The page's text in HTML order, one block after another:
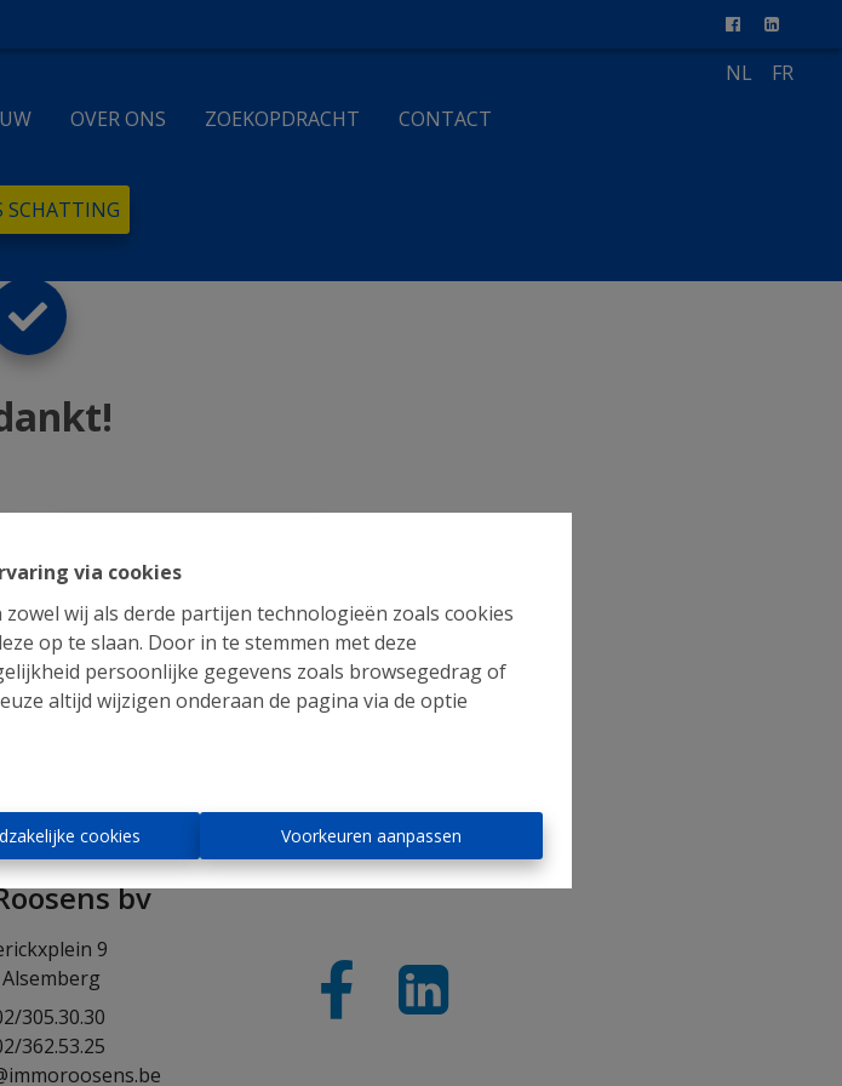
via cookies
wij als derde partijen technologieën zoals cookies
op te slaan. Door in te stemmen met deze
persoonlijke gegevens zoals browsegedrag of
altijd wijzigen onderaan de pagina via de optie
cookies Voorkeuren aanpassen
OVER ONS ZOEKOPDRACHT CONTACT
SCHATTING
NL FR
!
bv
9
Alsemberg
305.30.30
362.53.25